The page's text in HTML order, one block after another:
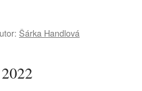
Šárka Handlová